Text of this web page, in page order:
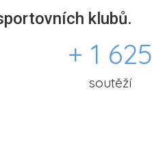
klubů.
+ 1 625
soutěží